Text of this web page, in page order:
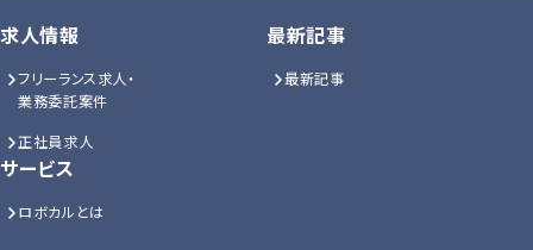
求人情報
フリーランス求人・
業務委託案件
正社員求人
最新記事
最新記事
サービス
ロボカルとは